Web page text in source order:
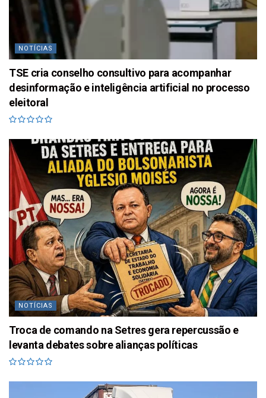
NOTÍCIAS
TSE cria conselho consultivo para acompanhar
desinformação e inteligência artificial no processo
eleitoral
NOTÍCIAS
Troca de comando na Setres gera repercussão e
levanta debates sobre alianças políticas